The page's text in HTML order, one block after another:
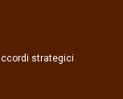
strategici